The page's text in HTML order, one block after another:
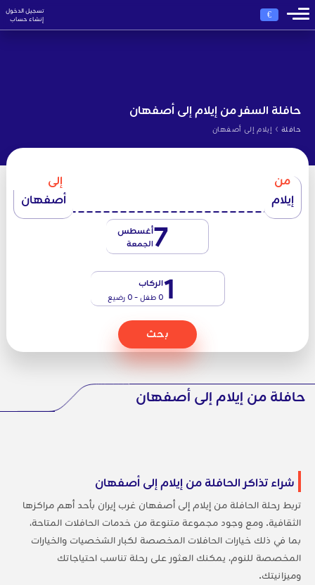
€
تسجيل الدخول
إنشاء حساب
حافلة السفر من إيلام إلى أصفهان
حافلة › إيلام إلى أصفهان
من
إيلام
إلى
أصفهان
7أغسطس
الجمعة
1الركاب
0 طفل - 0 رضيع
بحث
حافلة من إيلام إلى أصفهان
شراء تذاكر الحافلة من إيلام إلى أصفهان
تربط رحلة الحافلة من إيلام إلى أصفهان غرب إيران بأحد أهم مراكزها
الثقافية. ومع وجود مجموعة متنوعة من خدمات الحافلات المتاحة،
بما في ذلك خيارات الحافلات المخصصة لكبار الشخصيات والخيارات
المخصصة للنوم، يمكنك العثور على رحلة تناسب احتياجاتك
وميزانيتك.